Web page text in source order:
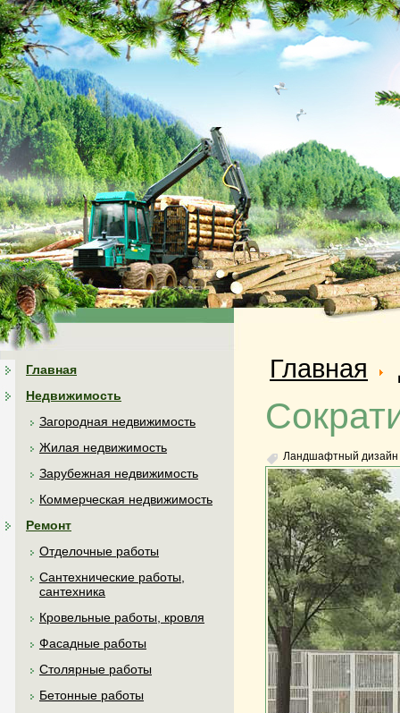
Главная
Недвижимость
Загородная недвижимость
Жилая недвижимость
Зарубежная недвижимость
Коммерческая недвижимость
Ремонт
Отделочные работы
Сантехнические работы,
сантехника
Кровельные работы, кровля
Фасадные работы
Столярные работы
Бетонные работы
Главная
Ландшафтный дизайн